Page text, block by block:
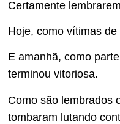
Certamente
Hoje, como vítimas
E amanhã, como
terminou vitoriosa.
Como são lembrados
tombaram lutando